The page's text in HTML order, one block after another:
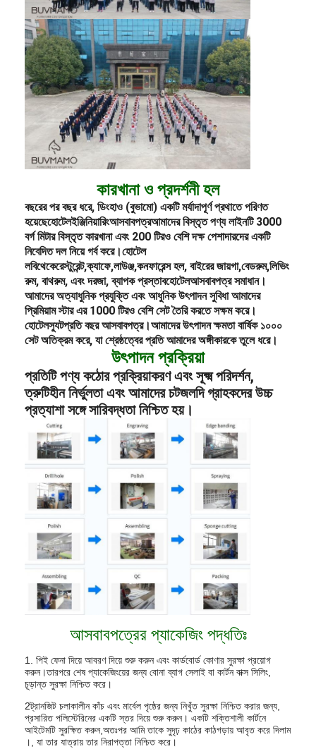
কারখানা ও প্রদর্শনী হল
বছরের পর বছর ধরে, ডিংহাও (বুভামো) একটি মর্যাদাপূর্ণ প্রথাতে পরিণত
হয়েছেহোটেলইঞ্জিনিয়ারিংআসবাবপত্রআমাদের বিস্তৃত পণ্য লাইনটি 3000
বর্গ মিটার বিস্তৃত কারখানা এবং 200 টিরও বেশি দক্ষ পেশাদারদের একটি
নিবেদিত দল নিয়ে গর্ব করে।হোটেল
লবিথেকেরেস্টুরেন্ট,ক্যাফে,লাউঞ্জ,কনফারেন্স হল, বাইরের জায়গা,বেডরুম,লিভিং
রুম, বাথরুম, এবং দরজা, ব্যাপক প্রস্তাবহোটেলআসবাবপত্র সমাধান।
আমাদের অত্যাধুনিক প্রযুক্তি এবং আধুনিক উৎপাদন সুবিধা আমাদের
প্রিমিয়াম স্টার এর 1000 টিরও বেশি সেট তৈরি করতে সক্ষম করে।
হোটেলস্যুটপ্রতি বছর আসবাবপত্র।আমাদের উৎপাদন ক্ষমতা বার্ষিক ১০০০
সেট অতিক্রম করে, যা শ্রেষ্ঠত্বের প্রতি আমাদের অঙ্গীকারকে তুলে ধরে।
উৎপাদন প্রক্রিয়া
প্রতিটি পণ্য কঠোর প্রক্রিয়াকরণ এবং সূক্ষ্ম পরিদর্শন,
ত্রুটিহীন নির্ভুলতা এবং আমাদের চটজলদি গ্রাহকদের উচ্চ
প্রত্যাশা সঙ্গে সারিবদ্ধতা নিশ্চিত হয়।
আসবাবপত্রের প্যাকেজিং পদ্ধতিঃ
1. পিই ফেনা দিয়ে আবরণ দিয়ে শুরু করুন এবং কার্ডবোর্ড কোণার সুরক্ষা প্রয়োগ
করুন।তারপরে শেষ প্যাকেজিংয়ের জন্য বোনা ব্যাগ সেলাই বা কার্টন বাক্স সিলিং,
চূড়ান্ত সুরক্ষা নিশ্চিত করে।
2ট্রানজিট চলাকালীন কাঁচ এবং মার্বেল পৃষ্ঠের জন্য নিখুঁত সুরক্ষা নিশ্চিত করার জন্য,
প্রসারিত পলিস্টেরিনের একটি স্তর দিয়ে শুরু করুন। একটি শক্তিশালী কার্টনে
আইটেমটি সুরক্ষিত করুন,অতঃপর আমি তাকে সুদৃঢ় কাঠের কাঠগড়ায় আবৃত করে দিলাম
।, যা তার যাত্রায় তার নিরাপত্তা নিশ্চিত করে।